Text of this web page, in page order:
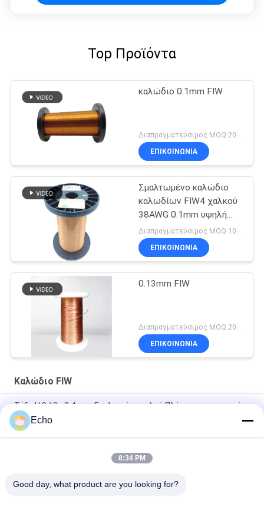
Top Προϊόντα
καλώδιο 0.1mm FIW
Διαπραγματεύσιμος MOQ:20 χιλιόγραμμο/χιλιόγραμμα
ΕΠΙΚΟΙΝΩΝΙΑ
Σμαλτωμένο καλώδιο
καλωδίων FIW4 χαλκού
38AWG 0.1mm υψηλή
τάση
ΕΠΙΚΟΙΝΩΝΙΑ
0.13mm FIW
ΕΠΙΚΟΙΝΩΝΙΑ
Καλώδιο FIW
Τάξη H 0,13 - 0,4 mm Εναλισμένο χαλκό Πλήρως απομονωμένο
σύρμα FIW σύρμα
22 Swg Fiw Wire Εναλισμένο χαλκό πλήρως απομονωμένο
FIW6 Εναλισμένο χαλκό 0,5 mm 0,711 mm Πλήρως
Echo
8:34 PM
Good day, what product are you looking for?